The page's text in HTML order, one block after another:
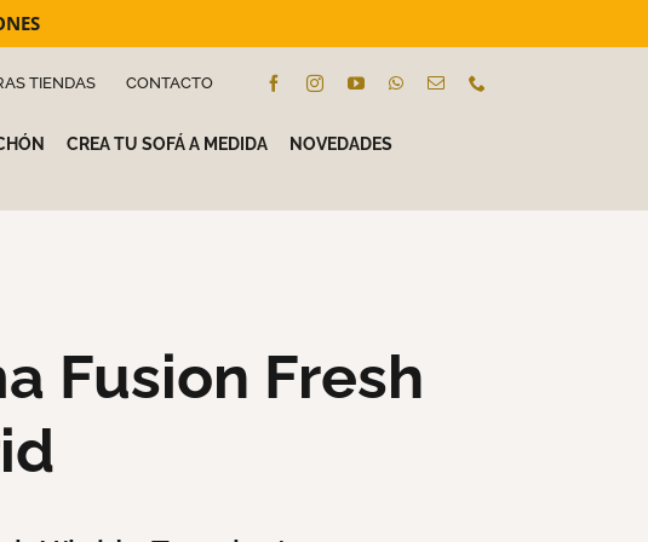
TIENDAS CONTACTO
CREA TU SOFÁ A MEDIDA NOVEDADES
Fusion Fresh